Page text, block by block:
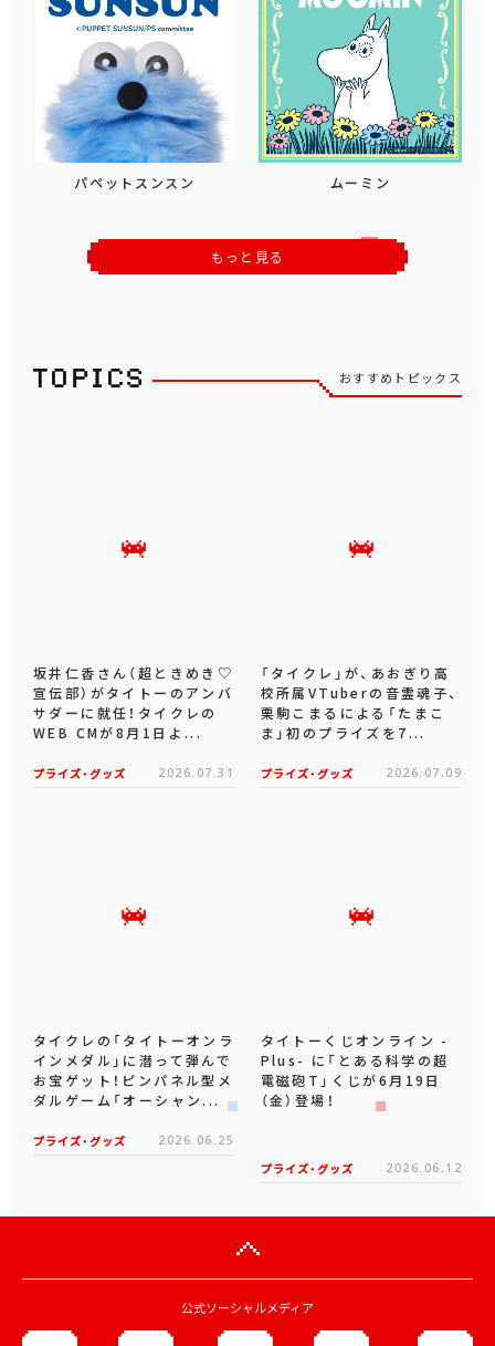
パペットスンスン ムーミン
もっと見る
おすすめトピックス
坂井仁香さん（超ときめき♡
宣伝部）がタイトーのアンバ
サダーに就任！タイクレの
WEB CMが8月1日よ...
プライズ・グッズ 2026.07.31
「タイクレ」が、あおぎり高
校所属VTuberの音霊魂子、
栗駒こまるによる「たまこ
ま」初のプライズを7...
プライズ・グッズ 2026.07.09
タイクレの「タイトーオンラ
インメダル」に潜って弾んで
お宝ゲット！ピンパネル型メ
ダルゲーム「オーシャン...
プライズ・グッズ 2026.06.25
タイトーくじオンライン -
Plus- に「とある科学の超
電磁砲T」くじが6月19日
（金）登場！
プライズ・グッズ 2026.06.12
公式ソーシャルメディア